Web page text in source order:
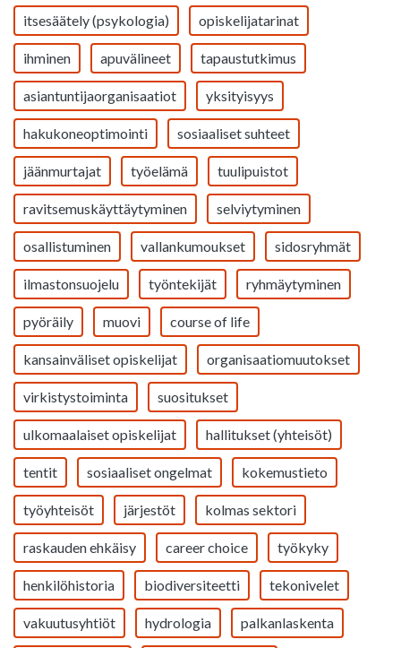
itsesäätely (psykologia) opiskelijatarinat
ihminen apuvälineet tapaustutkimus
asiantuntijaorganisaatiot yksityisyys
hakukoneoptimointi sosiaaliset suhteet
jäänmurtajat työelämä tuulipuistot
ravitsemuskäyttäytyminen selviytyminen
osallistuminen vallankumoukset sidosryhmät
ilmastonsuojelu työntekijät ryhmäytyminen
pyöräily muovi course of life
kansainväliset opiskelijat organisaatiomuutokset
virkistystoiminta suositukset
ulkomaalaiset opiskelijat hallitukset (yhteisöt)
tentit sosiaaliset ongelmat kokemustieto
työyhteisöt järjestöt kolmas sektori
raskauden ehkäisy career choice työkyky
henkilöhistoria biodiversiteetti tekonivelet
vakuutusyhtiöt hydrologia palkanlaskenta